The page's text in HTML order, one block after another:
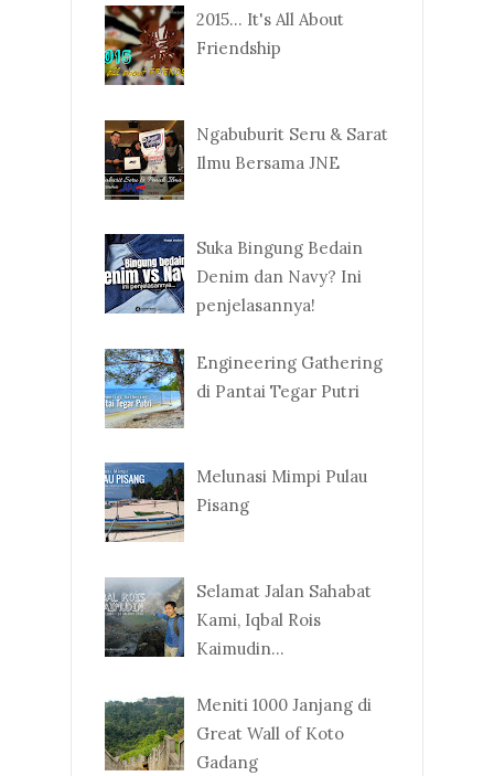
2015... It's All About
Friendship
Ngabuburit Seru & Sarat
Ilmu Bersama JNE
Suka Bingung Bedain
Denim dan Navy? Ini
penjelasannya!
Engineering Gathering
di Pantai Tegar Putri
Melunasi Mimpi Pulau
Pisang
Selamat Jalan Sahabat
Kami, Iqbal Rois
Kaimudin...
Meniti 1000 Janjang di
Great Wall of Koto
Gadang